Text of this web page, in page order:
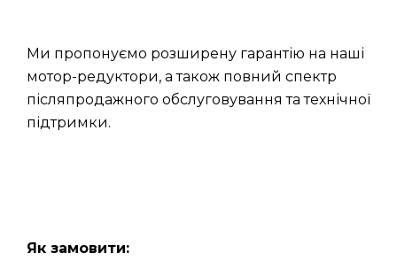
Ми пропонуємо розширену гарантію на наші
мотор-редуктори, а також повний спектр
післяпродажного обслуговування та технічної
підтримки.
Як замовити: